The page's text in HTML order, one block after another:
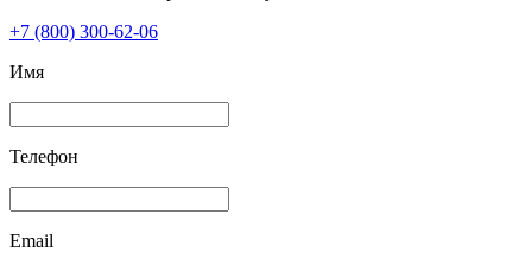
+7 (800) 300-62-06
Имя
Телефон
Email